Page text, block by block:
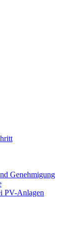
Genehmigung
PV-Anlagen